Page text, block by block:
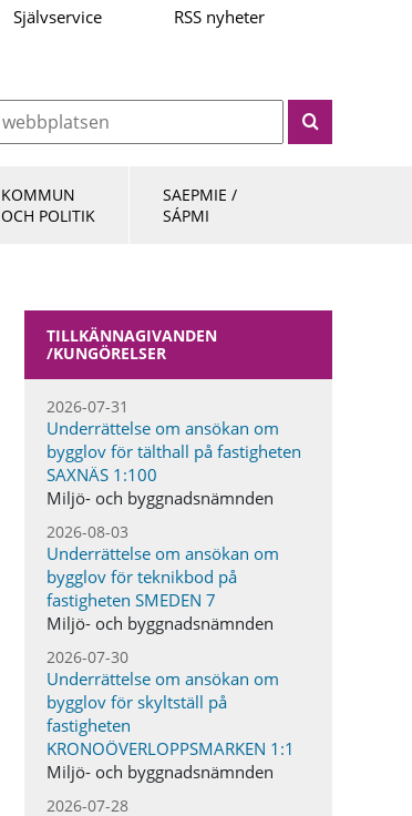
Självservice RSS nyheter
KOMMUN
OCH POLITIK
SAEPMIE /
SÁPMI
TILLKÄNNAGIVANDEN​
/KUNGÖRELSER
2026-07-31
Underrättelse om ansökan om
bygglov för tälthall på fastigheten
SAXNÄS 1:100
Miljö- och byggnadsnämnden
2026-08-03
Underrättelse om ansökan om
bygglov för teknikbod på
fastigheten SMEDEN 7
Miljö- och byggnadsnämnden
2026-07-30
Underrättelse om ansökan om
bygglov för skyltställ på
fastigheten
KRONOÖVERLOPPSMARKEN 1:1
Miljö- och byggnadsnämnden
2026-07-28